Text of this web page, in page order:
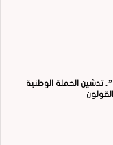
تدشين الحملة الوطنية